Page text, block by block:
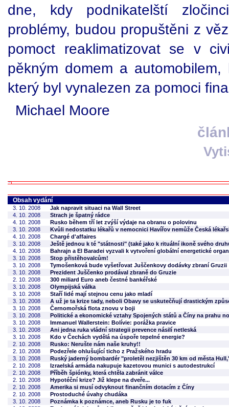
dne, kdy podnikatelští
problémy, budou propuštěni z
pomoct reaklimatizovat se v
pěkným domem a
který byl vynalezen za pomoci
Michael Moore
Obsah vydání
3. 10. 2008
Jak napravit situaci na Wall Street
4. 10. 2008
Strach je špatný rádce
4. 10. 2008
Rusko během tří let zvýší výdaje na obranu o polovinu
3. 10. 2008
Kvůli nedostatku lékařů v nemocnici Havířov nemůže Česká
4. 10. 2008
Chargé d'affaires
3. 10. 2008
Ještě jednou k té "státnosti" (také jako k rituální ikoně svého
4. 10. 2008
Bahrajn a El Baradei vyzvali k vytvoření globální energetické
3. 10. 2008
Stop přistěhovalcům!
3. 10. 2008
Tymošenková bude vyšetřovat Juščenkovy dodávky zbraní Gruzii
3. 10. 2008
Prezident Juščenko prodával zbraně do Gruzie
2. 10. 2008
300 miliard Euro aneb čestné bankéřské
3. 10. 2008
Olympijská válka
3. 10. 2008
Staří lidé mají stejnou cenu jako mladí
3. 10. 2008
A už je ta krize tady, neboli Obavy se uskutečňují drastickým
3. 10. 2008
Černomořská flota znovu v boji
3. 10. 2008
Politické a ekonomické vztahy Spojených států a Číny na prahu
3. 10. 2008
Immanuel Wallerstein: Bolívie: porážka pravice
3. 10. 2008
Ani jedna ruka vládní strategii prevence násilí netleská
3. 10. 2008
Kdo v Čechách vydělá na úspoře tepelné energie?
2. 10. 2008
Rusko: Nerušte nám naše kruhy!!
2. 10. 2008
Podezřele ohlušující ticho z Pražského hradu
3. 10. 2008
Ruský jaderný bombardér "proletěl nezjištěn 30 km od města
2. 10. 2008
Izraelská armáda nakupuje kazetovou munici s autodestrukcí
2. 10. 2008
Příběh špiónky, která chtěla zabránit válce
2. 10. 2008
Hypotéční krize? Již klepe na dveře...
2. 10. 2008
Amerika si musí odvyknout finančním dotacím z Číny
2. 10. 2008
Prostoduché úvahy chudáka
3. 10. 2008
Poznámka k poznámce, aneb Rusku je to fuk